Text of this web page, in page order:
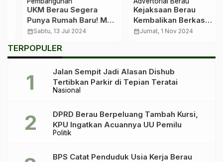
UKM Berau Segera
Punya Rumah Baru! MPP
dan UKM Center Akan
Gedung
Sabtu, 13 Jul 2024
Kejaksaan Berau
Kembalikan Berkas
Kasus Korupsi Jalan
Jumat, 1 Nov 2024
TERPOPULER
Nasional
Jalan Sempit Jadi Alasan Dishub
Tertibkan Parkir di Tepian Teratai
Politik
DPRD Berau Berpeluang Tambah Kursi,
KPU Ingatkan Acuannya UU Pemilu
BPS Catat Penduduk Usia Kerja Berau